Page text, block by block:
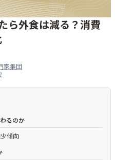
ら外食は減る？消費
家集団
るのか
傾向